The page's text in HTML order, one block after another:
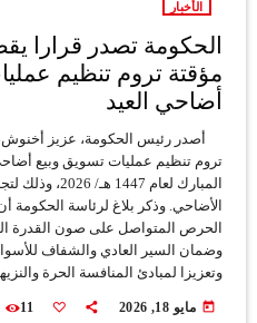
الأخبار
الحكومة تصدر قرارا
مؤقتة تروم تنظيم
أضاحي العيد
أصدر رئيس الحكومة، عزيز أخنوش،
تروم تنظيم عمليات تسويق وبيع
المبارك لعام
الأضاحي. وذكر بلاغ لرئاسة الحكومة
الحرص المتواصل على صون القدرة
وضمان السير العادي والشفاف
وتعزيزا لمبادئ المنافسة الحرة
today مايو 18, 2026 11